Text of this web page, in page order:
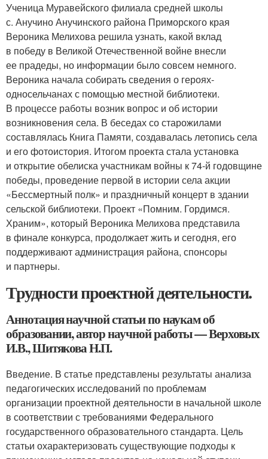
Ученица Муравейского филиала средней школы
с. Анучино Анучинского района Приморского края
Вероника Мелихова решила узнать, какой вклад
в победу в Великой Отечественной войне внесли
ее прадеды, но информации было совсем немного.
Вероника начала собирать сведения о героях-
односельчанах с помощью местной библиотеки.
В процессе работы возник вопрос и об истории
возникновения села. В беседах со старожилами
составлялась Книга Памяти, создавалась летопись села
и его фотоистория. Итогом проекта стала установка
и открытие обелиска участникам войны к 74-й годовщине
победы, проведение первой в истории села акции
«Бессмертный полк» и праздничный концерт в здании
сельской библиотеки. Проект «Помним. Гордимся.
Храним», который Вероника Мелихова представила
в финале конкурса, продолжает жить и сегодня, его
поддерживают администрация района, спонсоры
и партнеры.
Трудности проектной деятельности.
Аннотация научной статьи по наукам об
образовании, автор научной работы — Верховых
И.В., Шитякова Н.П.
Введение. В статье представлены результаты анализа
педагогических исследований по проблемам
организации проектной деятельности в начальной школе
в соответствии с требованиями Федерального
государственного образовательного стандарта. Цель
статьи охарактеризовать существующие подходы к